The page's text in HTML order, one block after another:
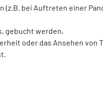
bei Auftreten einer
gebucht werden,
oder das Ansehen von